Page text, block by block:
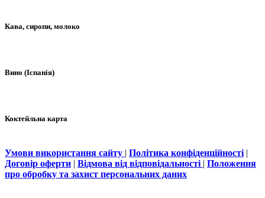
Кава, сиропи, молоко
Вино (Іспанія)
Коктейльна карта
Умови використання сайту | Політика конфіденційності |
Договір оферти | Відмова від відповідальності | Положення
про обробку та захист персональних даних